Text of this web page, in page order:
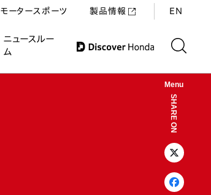
ニュースルー
ム
モータースポーツ 製品情報 EN
Menu
SHARE ON